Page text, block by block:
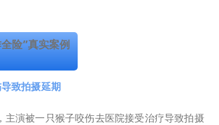
险”真实案例
致拍摄延期
主演被一只猴子咬伤去医院接受治疗导致拍摄